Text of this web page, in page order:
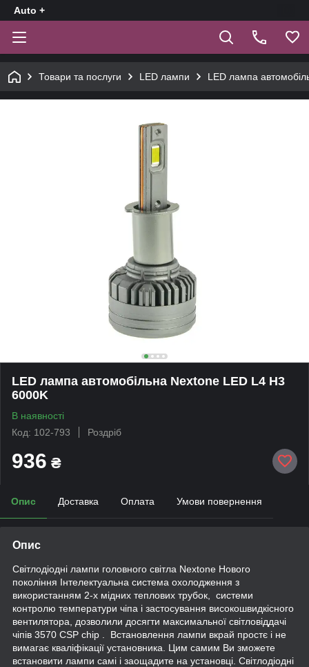
Auto +
Товари та послуги LED лампи LED лампа
LED лампа автомобільна Nextone LED L4 H3
6000K
В наявності
Код: 102-793
Роздріб
936 ₴
Опис Доставка Оплата Умови повернення
Опис
Світлодіодні лампи головного світла Nextone Нового
покоління Інтелектуальна система охолодження з
використанням 2-х мідних теплових трубок, системи
контролю температури чіпа і застосування високошвидкісного
вентилятора, дозволили досягти максимальної світловіддачі
чіпів 3570 CSP chip . Встановлення лампи вкрай простє і не
вимагає кваліфікації установника. Цим самим Ви зможете
встановити лампи самі і заощадите на установці. Світлодіодні